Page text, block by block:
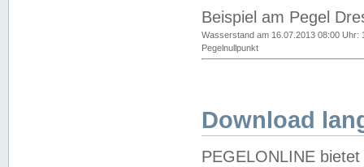
Beispiel am Pegel
Wasserstand am 16.07.2013 08:00 Uhr:
Pegelnullpunkt
Download
PEGELONLINE